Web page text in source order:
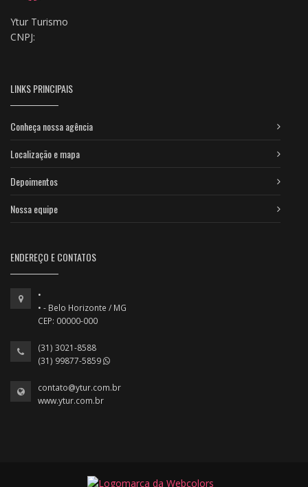
Ytur Turismo
CNPJ:
LINKS PRINCIPAIS
Conheça nossa agência
Localização e mapa
Depoimentos
Nossa equipe
ENDEREÇO E CONTATOS
•
• - Belo Horizonte / MG
CEP: 00000-000
(31) 3021-8588
(31) 99877-5859
contato@ytur.com.br
www.ytur.com.br